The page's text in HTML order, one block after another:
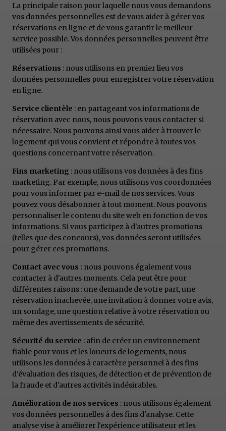
La principale raison pour laquelle nous vous demandons
vos données personnelles est de vous aider à gérer vos
réservations en ligne et de vous garantir le meilleur
service possible. Vos données personnelles peuvent être
utilisées pour :
Réservations : nous utilisons en premier lieu vos
données personnelles pour enregistrer votre réservation
en ligne.
Service clientèle : en partageant vos informations de
réservation avec nous, nous pouvons vous contacter si
nécessaire. Nous pouvons ainsi vous aider à trouver le
logement qui vous convient et répondre à toutes vos
questions concernant votre réservation.
Fins marketing : nous utilisons vos données à des fins
marketing. Par exemple, nous utilisons vos coordonnées
pour vous informer par e-mail de nos services. Vous
pouvez vous désabonner à tout moment. Nous pouvons
personnaliser le contenu du site web en fonction de vos
informations. Si vous participez à d'autres promotions
(telles que des concours), vos données seront utilisées
pour gérer ces promotions.
Contact avec vous : nous pouvons également vous
contacter à d'autres moments. Cela peut être pour
différentes raisons : une demande de votre part, une
réservation inachevée, une invitation à donner votre avis,
un sondage, une question relative à votre réservation ou
même des avertissements de sécurité.
Sécurité du service : afin de créer un environnement
fiable pour vous et les loueurs de logements, nous
utilisons les données à caractère personnel à des fins
d'évaluation des risques, de détection et de prévention de
la fraude et d'autres activités indésirables.
Amélioration de nos services : nous utilisons également
vos données personnelles à des fins d'analyse. Cette
analyse vise à améliorer l'expérience utilisateur et les